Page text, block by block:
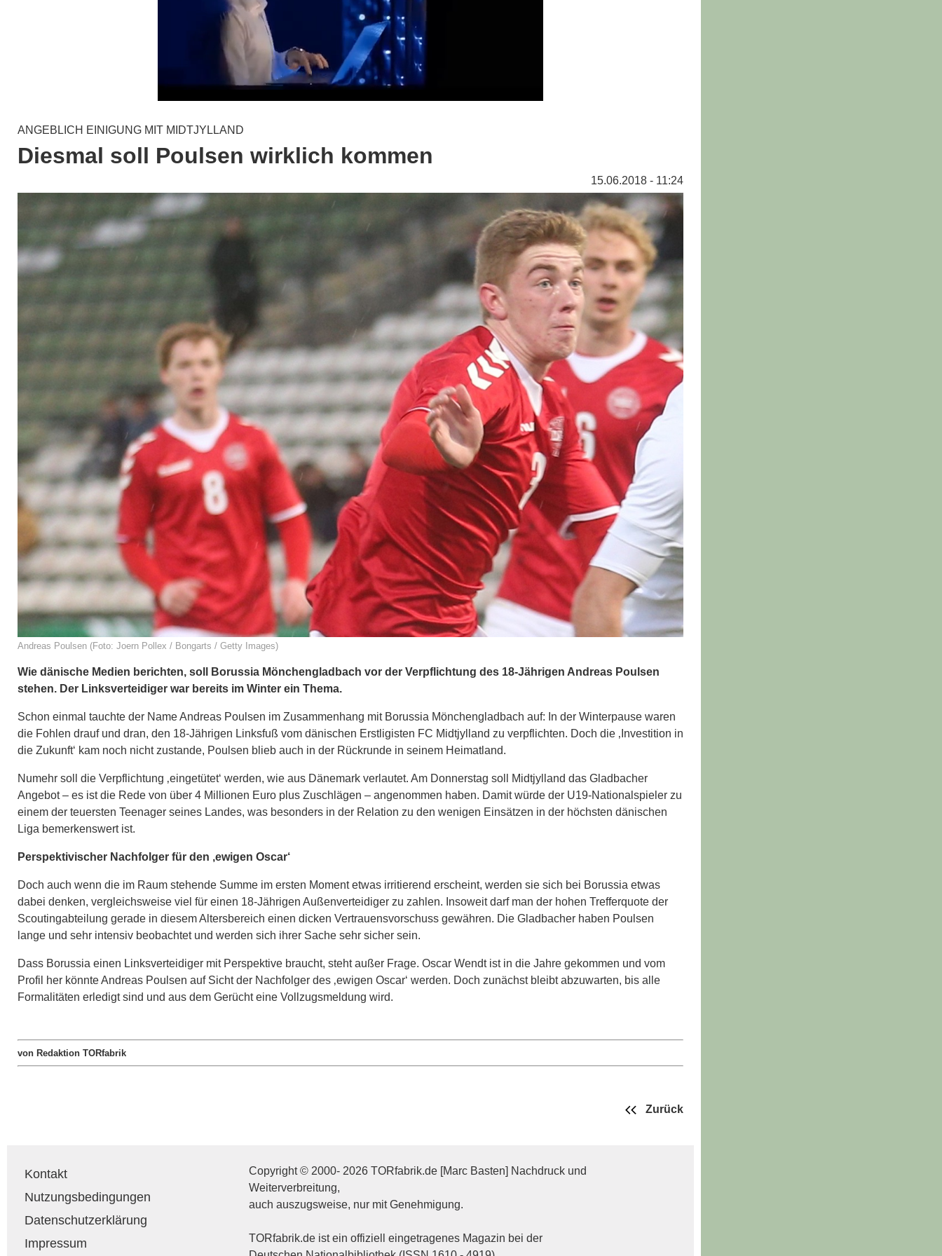
ANGEBLICH EINIGUNG MIT MIDTJYLLAND
Diesmal soll Poulsen wirklich kommen
15.06.2018 - 11:24
Andreas Poulsen (Foto: Joern Pollex / Bongarts / Getty Images)
Wie dänische Medien berichten, soll Borussia Mönchengladbach vor der Verpflichtung des 18-Jährigen Andreas Poulsen
stehen. Der Linksverteidiger war bereits im Winter ein Thema.
Schon einmal tauchte der Name Andreas Poulsen im Zusammenhang mit Borussia Mönchengladbach auf: In der Winterpause waren
die Fohlen drauf und dran, den 18-Jährigen Linksfuß vom dänischen Erstligisten FC Midtjylland zu verpflichten. Doch die ‚Investition in
die Zukunft‘ kam noch nicht zustande, Poulsen blieb auch in der Rückrunde in seinem Heimatland.
Numehr soll die Verpflichtung ‚eingetütet‘ werden, wie aus Dänemark verlautet. Am Donnerstag soll Midtjylland das Gladbacher
Angebot – es ist die Rede von über 4 Millionen Euro plus Zuschlägen – angenommen haben. Damit würde der U19-Nationalspieler zu
einem der teuersten Teenager seines Landes, was besonders in der Relation zu den wenigen Einsätzen in der höchsten dänischen
Liga bemerkenswert ist.
Perspektivischer Nachfolger für den ‚ewigen Oscar‘
Doch auch wenn die im Raum stehende Summe im ersten Moment etwas irritierend erscheint, werden sie sich bei Borussia etwas
dabei denken, vergleichsweise viel für einen 18-Jährigen Außenverteidiger zu zahlen. Insoweit darf man der hohen Trefferquote der
Scoutingabteilung gerade in diesem Altersbereich einen dicken Vertrauensvorschuss gewähren. Die Gladbacher haben Poulsen
lange und sehr intensiv beobachtet und werden sich ihrer Sache sehr sicher sein.
Dass Borussia einen Linksverteidiger mit Perspektive braucht, steht außer Frage. Oscar Wendt ist in die Jahre gekommen und vom
Profil her könnte Andreas Poulsen auf Sicht der Nachfolger des ‚ewigen Oscar‘ werden. Doch zunächst bleibt abzuwarten, bis alle
Formalitäten erledigt sind und aus dem Gerücht eine Vollzugsmeldung wird.
von Redaktion TORfabrik
Zurück
Kontakt
Nutzungsbedingungen
Datenschutzerklärung
Impressum
Copyright © 2000- 2026 TORfabrik.de [Marc Basten] Nachdruck und
Weiterverbreitung,
auch auszugsweise, nur mit Genehmigung.
TORfabrik.de ist ein offiziell eingetragenes Magazin bei der